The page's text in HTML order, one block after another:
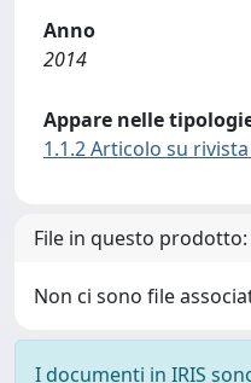
Anno
2014
Appare nelle
1.1.2 Articolo su rivista
File in questo prodotto:
Non ci sono file
I documenti in IRIS